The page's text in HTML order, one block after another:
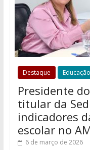
Destaque
Presidente
titular da
indicadores
escolar no
6 de março de 2026